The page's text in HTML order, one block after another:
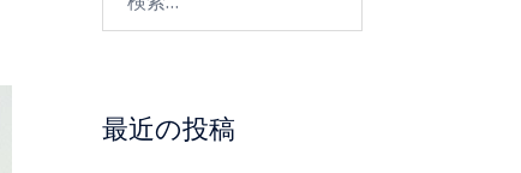
最近の投稿